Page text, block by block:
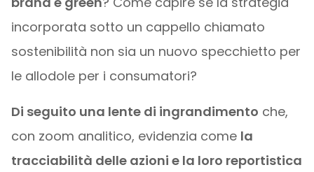
incorporata sotto un cappello chiamato
sostenibilità non sia un nuovo specchietto per
le allodole per i consumatori?
Di seguito una lente di ingrandimento che,
con zoom analitico, evidenzia come la
tracciabilità delle azioni e la loro reportistica